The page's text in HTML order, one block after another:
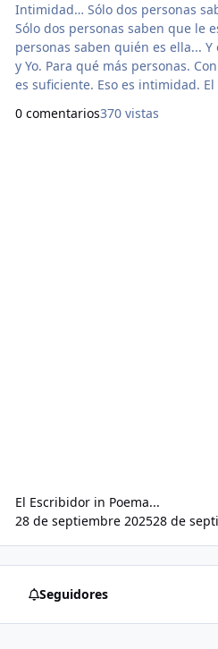
Intimidad… Sólo dos personas saben lo que siento por ella.
Sólo dos personas saben que le
personas saben quién es ella... Y
y Yo. Para qué más personas.
es suficiente. Eso es intimidad. El Escribidor de La Loma del
0 comentarios370 vistas
El Escribidorin Poema...
28 de septiembre 202528 de
Seguidores